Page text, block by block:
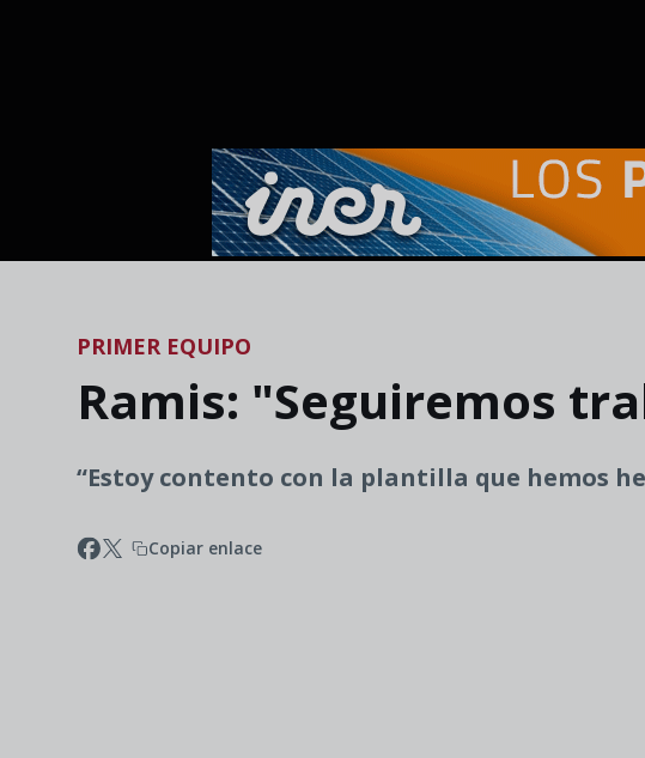
Skip to main content
PRIMER EQUIPO
Ramis: "Seguiremos
“Estoy contento con la plantilla que hemos
Copiar enlace